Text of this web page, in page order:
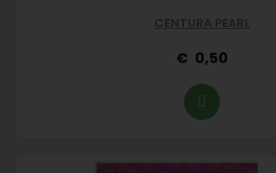
CENTURA PEARL
0,50